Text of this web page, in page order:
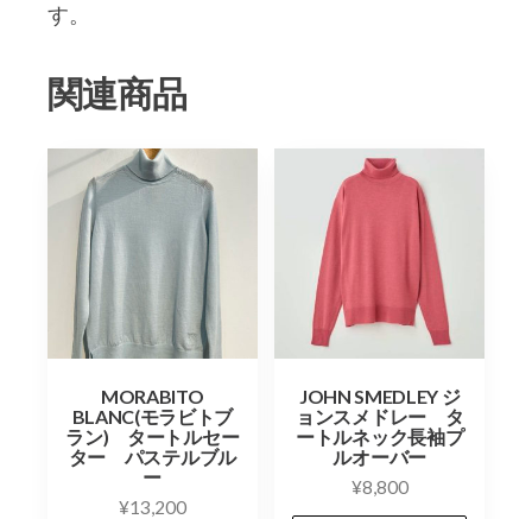
す。
関連商品
MORABITO
BLANC(モラビトブ
ラン) タートルセー
ター パステルブル
ー
¥13,200
JOHN SMEDLEY ジ
ョンスメドレー タ
ートルネック長袖プ
ルオーバー
¥8,800